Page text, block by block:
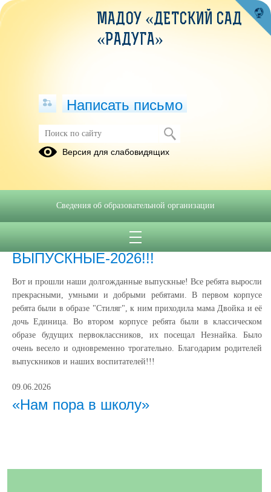
Публикации за 09.06.2026
Памятка "Правила безопасности на
улице"
ВЫПУСКНЫЕ-2026!!!
Вот и прошли наши долгожданные выпускные! Все ребята выросли
прекрасными, умными и добрыми ребятами. В первом корпусе
ребята были в образе "Стиляг", к ним приходила мама Двойка и её
дочь Единица. Во втором корпусе ребята были в классическом
образе будущих первоклассников, их посещал Незнайка. Было
очень весело и одновременно трогательно. Благодарим родителей
выпускников и наших воспитателей!!!
09.06.2026
«Нам пора в школу»
МАДОУ «ДЕТСКИЙ САД
«РАДУГА»
Написать письмо
Версия для слабовидящих
Сведения об образовательной организации